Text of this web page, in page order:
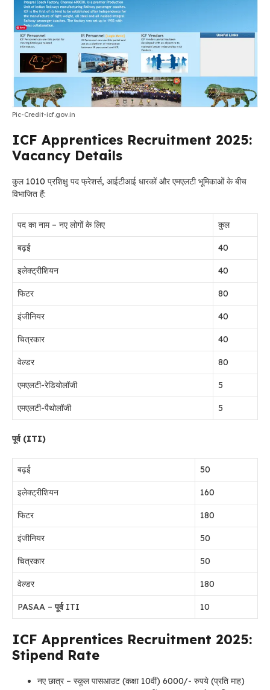
Pic-Credit-icf.gov.in
ICF Apprentices Recruitment 2025:
Vacancy Details
कुल 1010 प्रशिक्षु पद फ्रेशर्स, आईटीआई धारकों और एमएलटी भूमिकाओं के बीच
विभाजित हैं:
पद का नाम – नए लोगों के लिए कुल
बढ़ई 40
इलेक्ट्रीशियन 40
फिटर 80
इंजीनियर 40
चित्रकार 40
वेल्डर 80
एमएलटी-रेडियोलॉजी 5
एमएलटी-पैथोलॉजी 5
पूर्व (ITI)
बढ़ई 50
इलेक्ट्रीशियन 160
फिटर 180
इंजीनियर 50
चित्रकार 50
वेल्डर 180
PASAA –पूर्व ITI 10
ICF Apprentices Recruitment 2025:
Stipend Rate
नए छात्र – स्कूल पासआउट (कक्षा 10वीं) 6000/- रुपये (प्रति माह)